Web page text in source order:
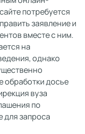
потребуется
заявление и
вместе с ним.
на
однако
обработки досье
вуза
по
для запроса